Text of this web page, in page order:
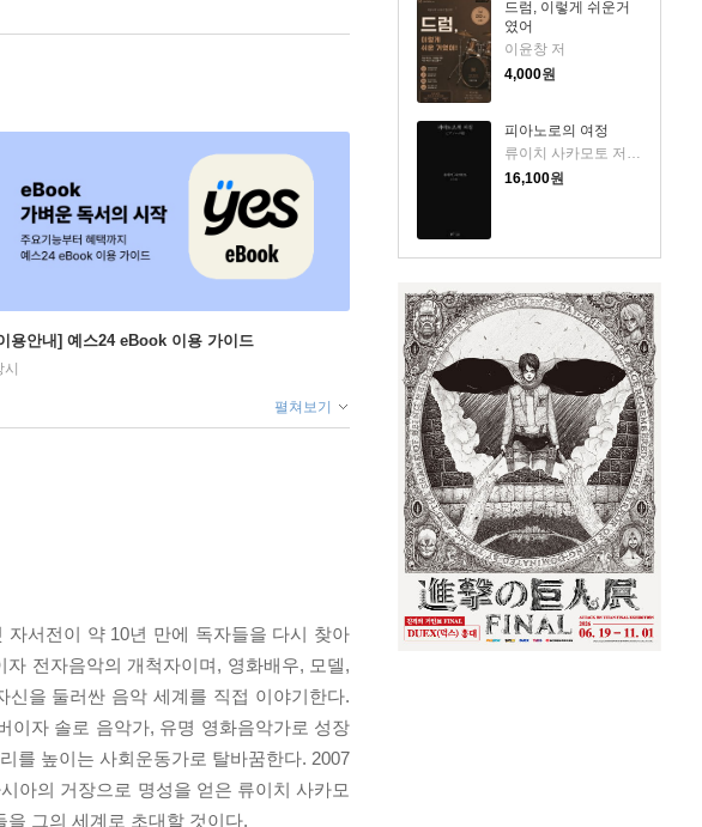
드럼, 이렇게 쉬운거
였어
이윤창 저
4,000원
피아노로의 여정
류이치 사카모토 저/황국영 역
16,100원
용안내] 예스24 eBook 이용 가이드
시
펼쳐보기
서전이 약 10년 만에 독자들을 다시 찾아
전자음악의 개척자이며, 영화배우, 모델,
을 둘러싼 음악 세계를 직접 이야기한다.
이자 솔로 음악가, 유명 영화음악가로 성장
를 높이는 사회운동가로 탈바꿈한다. 2007
아의 거장으로 명성을 얻은 류이치 사카모
그의 세계로 초대할 것이다.